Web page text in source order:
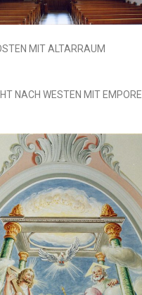
MIT ALTARRAUM
NACH WESTEN MIT EMPORE